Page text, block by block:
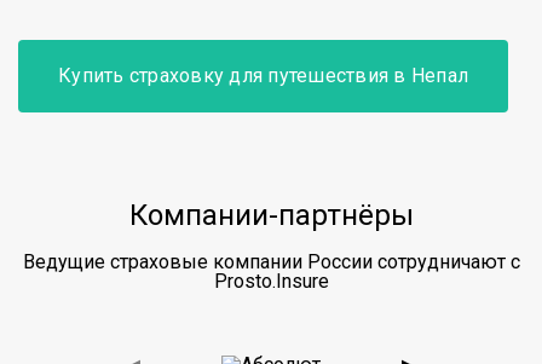
Купить страховку для путешествия в Непал
Компании-партнёры
Ведущие страховые компании России сотрудничают с
Prosto.Insure